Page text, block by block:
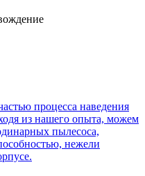
процесса наведения
из нашего опыта, можем
пылесоса,
нежели